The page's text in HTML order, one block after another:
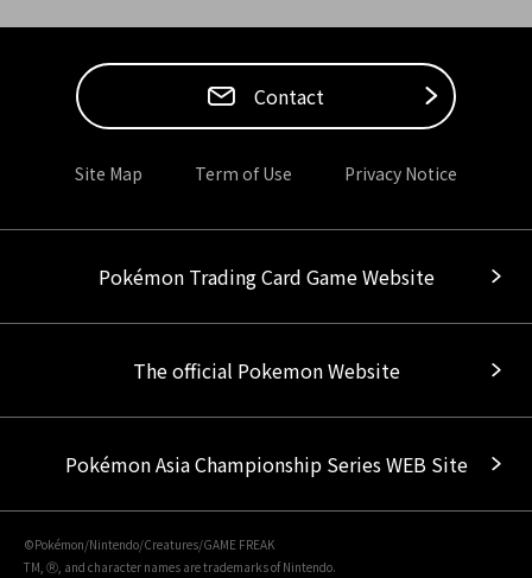
Contact
Site Map Term of Use Privacy Notice
Pokémon Trading Card Game Website
The official Pokemon Website
Pokémon Asia Championship Series WEB Site
©Pokémon/Nintendo/Creatures/GAME FREAK
TM, Ⓡ, and character names are trademarks of Nintendo.